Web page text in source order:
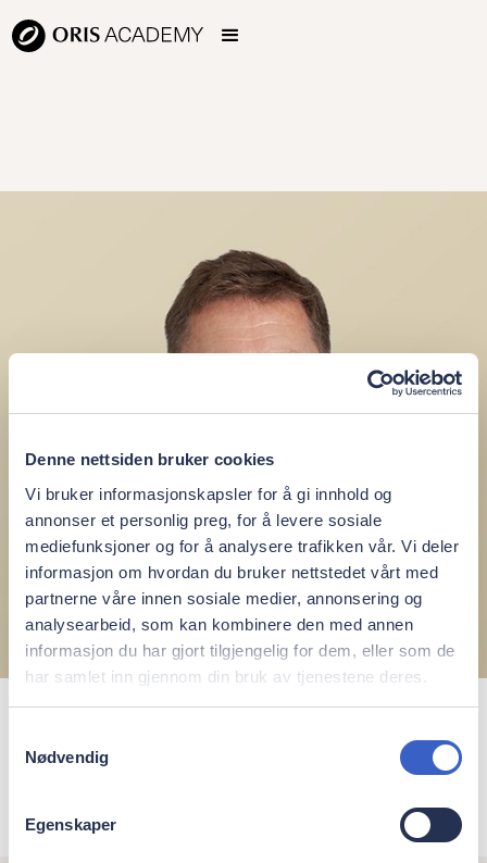
Denne nettsiden bruker cookies
Vi bruker informasjonskapsler for å gi innhold og
annonser et personlig preg, for å levere sosiale
mediefunksjoner og for å analysere trafikken vår. Vi deler
informasjon om hvordan du bruker nettstedet vårt med
partnerne våre innen sosiale medier, annonsering og
analysearbeid, som kan kombinere den med annen
informasjon du har gjort tilgjengelig for dem, eller som de
har samlet inn gjennom din bruk av tjenestene deres.
Nødvendig
Egenskaper
Spesialist i oral kirurgi og oral medisin